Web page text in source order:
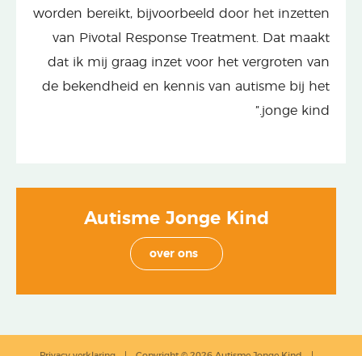
worden bereikt, bijvoorbeeld door het inzetten
van Pivotal Response Treatment. Dat maakt
dat ik mij graag inzet voor het vergroten van
de bekendheid en kennis van autisme bij het
jonge kind.”
Autisme Jonge Kind
over ons